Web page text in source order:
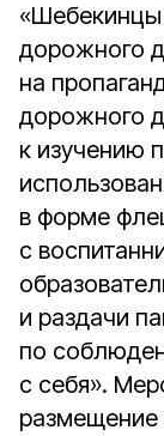
«Шебекинцы
дорожного
на
дорожного
к изучению
в форме
с
и раздачи
по
с себя».
размещение